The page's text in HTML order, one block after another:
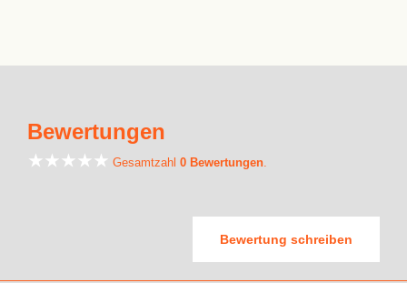
Bewertungen
Gesamtzahl 0 Bewertungen.
Bewertung schreiben